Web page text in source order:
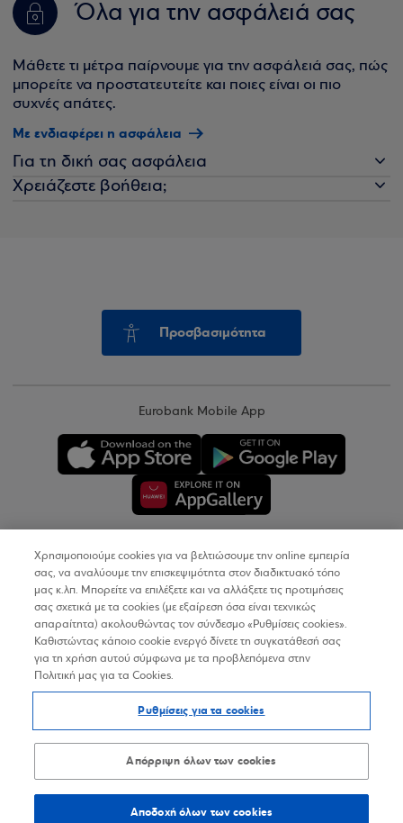
Όλα για την ασφάλειά σας
Μάθετε τι μέτρα παίρνουμε για την ασφάλειά σας, πώς
μπορείτε να προστατευτείτε και ποιες είναι οι πιο
συχνές απάτες.
Με ενδιαφέρει η ασφάλεια
Για τη δική σας ασφάλεια
Χρειάζεστε βοήθεια;
Προσβασιμότητα
Eurobank Mobile App
Copyright © 2026
Όροι Χρήσης
Προσωπικά Δεδομένα στον Διαδικτυακό Τόπο
Δήλωση Προσβασιμότητας
Sitemap
Χρησιμοποιούμε cookies για να βελτιώσουμε την online εμπειρία
σας, να αναλύουμε την επισκεψιμότητα στον διαδικτυακό τόπο
μας κ.λπ. Μπορείτε να επιλέξετε και να αλλάξετε τις προτιμήσεις
σας σχετικά με τα cookies (με εξαίρεση όσα είναι τεχνικώς
απαραίτητα) ακολουθώντας τον σύνδεσμο «Ρυθμίσεις cookies».
Καθιστώντας κάποιο cookie ενεργό δίνετε τη συγκατάθεσή σας
για τη χρήση αυτού σύμφωνα με τα προβλεπόμενα στην
Πολιτική μας για τα Cookies.
Ρυθμίσεις για τα cookies
Απόρριψη όλων των cookies
Αποδοχή όλων των cookies